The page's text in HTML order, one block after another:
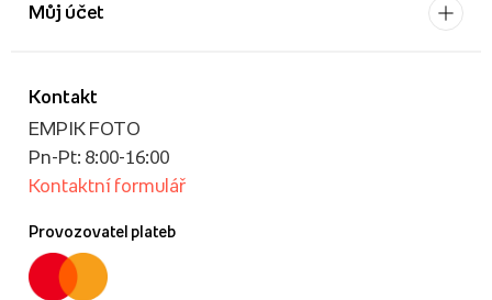
Kontakt
EMPIK FOTO
Pn-Pt: 8:00-16:00
Kontaktní formulář
Provozovatel plateb
Můj účet